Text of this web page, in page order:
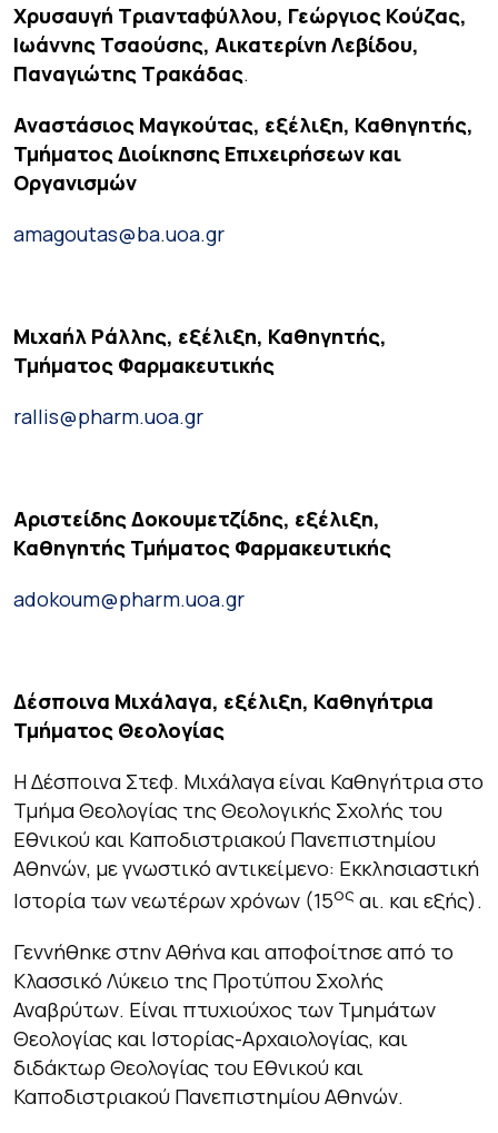
Χρυσαυγή Τριανταφύλλου, Γεώργιος Κούζας,
Ιωάννης Τσαούσης, Αικατερίνη Λεβίδου,
Παναγιώτης Τρακάδας.
Αναστάσιος Μαγκούτας, εξέλιξη, Καθηγητής,
Τμήματος Διοίκησης Επιχειρήσεων και
Οργανισμών
amagoutas@ba.uoa.gr
Μιχαήλ Ράλλης, εξέλιξη, Καθηγητής,
Τμήματος Φαρμακευτικής
rallis@pharm.uoa.gr
Αριστείδης Δοκουμετζίδης, εξέλιξη,
Καθηγητής Τμήματος Φαρμακευτικής
adokoum@pharm.uoa.gr
Δέσποινα Μιχάλαγα, εξέλιξη, Καθηγήτρια
Τμήματος Θεολογίας
Η Δέσποινα Στεφ. Μιχάλαγα είναι Καθηγήτρια στο
Τμήμα Θεολογίας της Θεολογικής Σχολής του
Εθνικού και Καποδιστριακού Πανεπιστημίου
Αθηνών, με γνωστικό αντικείμενο: Εκκλησιαστική
Ιστορία των νεωτέρων χρόνων (15ος αι. και εξής).
Γεννήθηκε στην Αθήνα και αποφοίτησε από το
Κλασσικό Λύκειο της Προτύπου Σχολής
Αναβρύτων. Είναι πτυχιούχος των Τμημάτων
Θεολογίας και Ιστορίας-Αρχαιολογίας, και
διδάκτωρ Θεολογίας του Εθνικού και
Καποδιστριακού Πανεπιστημίου Αθηνών.